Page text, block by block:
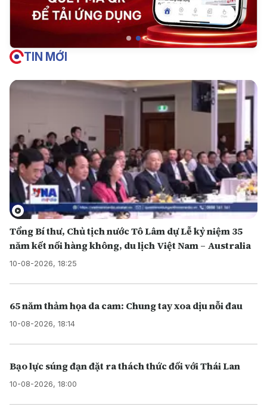
TIN MỚI
Tổng Bí thư, Chủ tịch nước Tô Lâm dự Lễ kỷ niệm 35
năm kết nối hàng không, du lịch Việt Nam – Australia
10-08-2026, 18:25
65 năm thảm họa da cam: Chung tay xoa dịu nỗi đau
10-08-2026, 18:14
Bạo lực súng đạn đặt ra thách thức đối với Thái Lan
10-08-2026, 18:00